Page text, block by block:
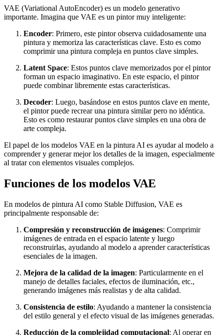
VAE (Variational AutoEncoder) es un modelo generativo
importante. Imagina que VAE es un pintor muy inteligente:
Encoder: Primero, este pintor observa cuidadosamente una
pintura y memoriza las características clave. Esto es como
comprimir una pintura compleja en puntos clave simples.
Latent Space: Estos puntos clave memorizados por el pintor
forman un espacio imaginativo. En este espacio, el pintor
puede combinar libremente estas características.
Decoder: Luego, basándose en estos puntos clave en mente,
el pintor puede recrear una pintura similar pero no idéntica.
Esto es como restaurar puntos clave simples en una obra de
arte compleja.
El papel de los modelos VAE en la pintura AI es ayudar al modelo a
comprender y generar mejor los detalles de la imagen, especialmente
al tratar con elementos visuales complejos.
Funciones de los modelos VAE
En modelos de pintura AI como Stable Diffusion, VAE es
principalmente responsable de:
Compresión y reconstrucción de imágenes: Comprimir
imágenes de entrada en el espacio latente y luego
reconstruirlas, ayudando al modelo a aprender características
esenciales de la imagen.
Mejora de la calidad de la imagen: Particularmente en el
manejo de detalles faciales, efectos de iluminación, etc.,
generando imágenes más realistas y de alta calidad.
Consistencia de estilo: Ayudando a mantener la consistencia
del estilo general y el efecto visual de las imágenes generadas.
Reducción de la complejidad computacional: Al operar en